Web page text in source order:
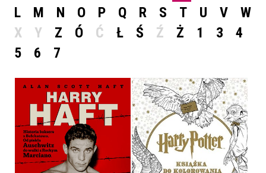
L
M N O P Q R S T U V
W
X
Y Z Ó Ć Ł Ś Ź Ż 1 3
4
5
6 7
HARRY HAFT HARRY POTTER